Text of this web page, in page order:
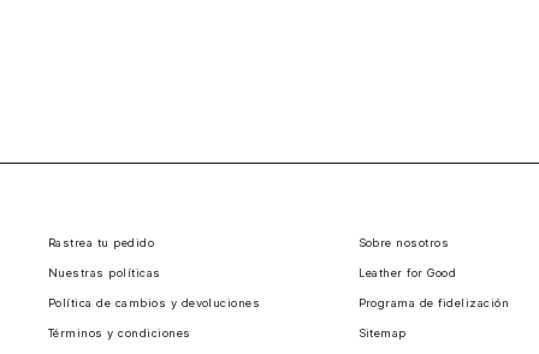
Rastrea tu pedido
Nuestras políticas
Política de cambios y devoluciones
Términos y condiciones
Sobre nosotros
Leather for Good
Programa de fidelización
Sitemap